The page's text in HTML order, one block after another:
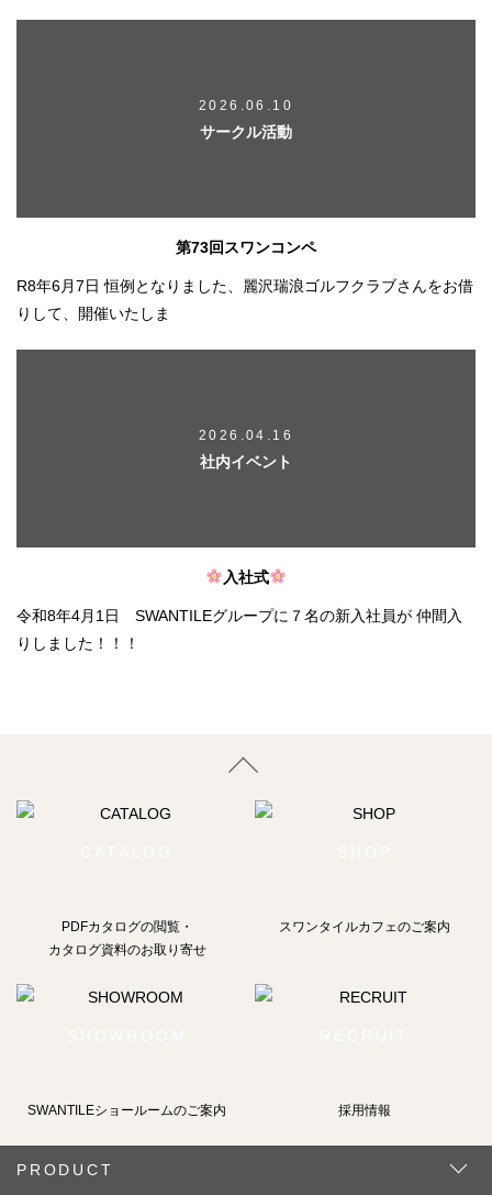
2026.06.10
サークル活動
第73回スワンコンペ
R8年6月7日 恒例となりました、麗沢瑞浪ゴルフクラブさんをお借
りして、開催いたしま
2026.04.16
社内イベント
入社式
令和8年4月1日 SWANTILEグループに７名の新入社員が 仲間入
りしました！！！
PDFカタログの閲覧・
カタログ資料のお取り寄せ
スワンタイルカフェのご案内
SWANTILEショールームのご案内 採用情報
PRODUCT